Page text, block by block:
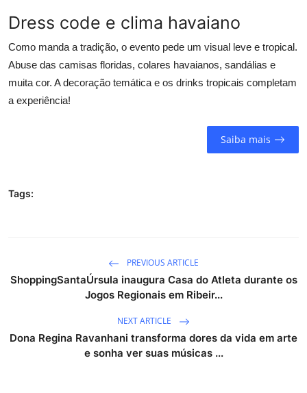
Dress code e clima havaiano
Como manda a tradição, o evento pede um visual leve e tropical.
Abuse das camisas floridas, colares havaianos, sandálias e
muita cor. A decoração temática e os drinks tropicais completam
a experiência!
Saiba mais
Tags:
PREVIOUS ARTICLE
ShoppingSantaÚrsula inaugura Casa do Atleta durante os
Jogos Regionais em Ribeir...
NEXT ARTICLE
Dona Regina Ravanhani transforma dores da vida em arte
e sonha ver suas músicas ...